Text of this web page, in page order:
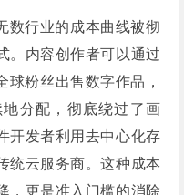
数行业的成本曲线被彻
。内容创作者可以通过
球粉丝出售数字作品，
分配，彻底绕过了画
开发者利用去中心化存
统云服务商。这种成本
，更是准入门槛的消除